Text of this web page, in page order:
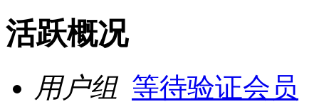
活跃概况
用户组 等待验证会员